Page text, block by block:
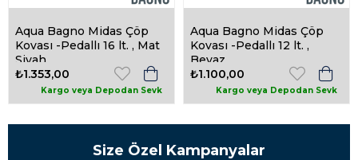
Aqua Bagno Midas Çöp
Kovası -Pedallı 16 lt. , Mat
Siyah
₺1.353,00
Aqua Bagno Midas Çöp
Kovası -Pedallı 12 lt. ,
Beyaz
₺1.100,00
Size Özel Kampanyalar